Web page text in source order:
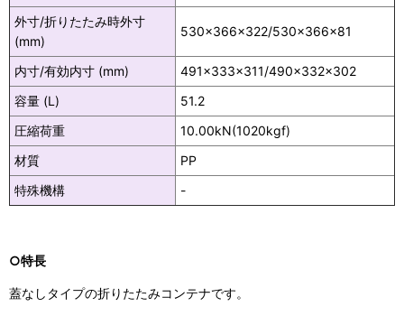
外寸/折りたたみ時外寸
(mm)
530×366×322/530×366×81
内寸/有効内寸 (mm)
491×333×311/490×332×302
容量 (L)
51.2
圧縮荷重
10.00kN(1020kgf)
材質
PP
特殊機構
-
○特長
蓋なしタイプの折りたたみコンテナです。